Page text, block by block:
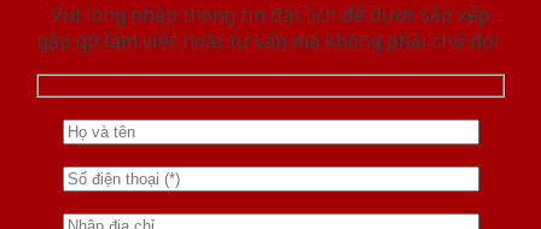
Vui lòng nhập thông tin đặt lịch để được sắp xếp
gặp gỡ làm việc hoăc tư vấn mà không phải chờ đợi.